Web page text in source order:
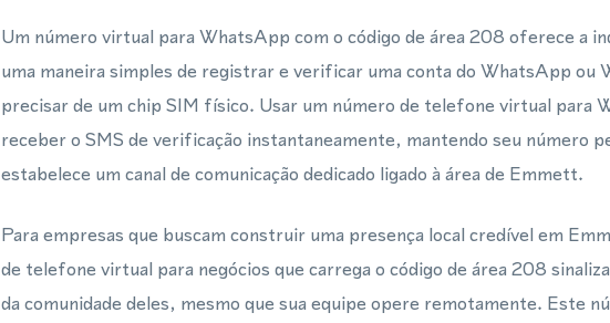
Um número virtual para WhatsApp com o código de área 208 oferece a
uma maneira simples de registrar e verificar uma conta do WhatsApp ou
precisar de um chip SIM físico. Usar um número de telefone virtual para
receber o SMS de verificação instantaneamente, mantendo seu número
estabelece um canal de comunicação dedicado ligado à área de Emmett.
Para empresas que buscam construir uma presença local credível em
de telefone virtual para negócios que carrega o código de área 208
da comunidade deles, mesmo que sua equipe opere remotamente. Este